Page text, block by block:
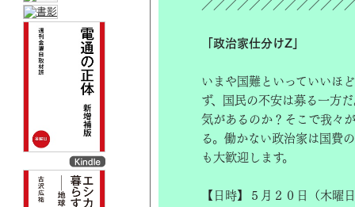
／／／／／／／／／／／／
「政治家仕分けZ」
いまや国難といっていいほ
ず、国民の不安は募る一方
気があるのか？そこで我々
る。働かない政治家は国費
も大歓迎します。
【日時】５月２０日（木曜